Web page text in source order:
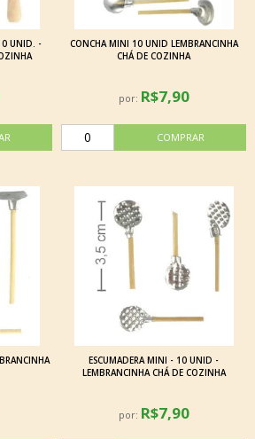
UNID. -
CONCHA MINI 10 UNID LEMBRANCINHA
CHÁ DE COZINHA
por: R$7,90
ESCUMADERA MINI - 10 UNID -
LEMBRANCINHA CHÁ DE COZINHA
por: R$7,90